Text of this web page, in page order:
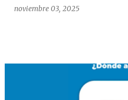
noviembre 03, 2025